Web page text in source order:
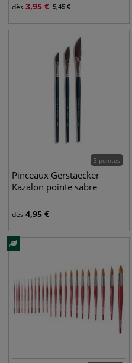
dès 3,95 € 5,45€
3 pointes
Pinceaux Gerstaecker
Kazalon pointe sabre
dès 4,95 €